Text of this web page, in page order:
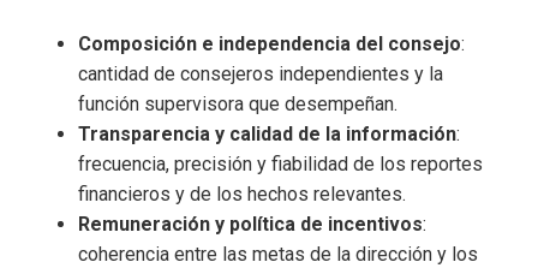
Composición e independencia del consejo:
cantidad de consejeros independientes y la
función supervisora que desempeñan.
Transparencia y calidad de la información:
frecuencia, precisión y fiabilidad de los reportes
financieros y de los hechos relevantes.
Remuneración y política de incentivos:
coherencia entre las metas de la dirección y los